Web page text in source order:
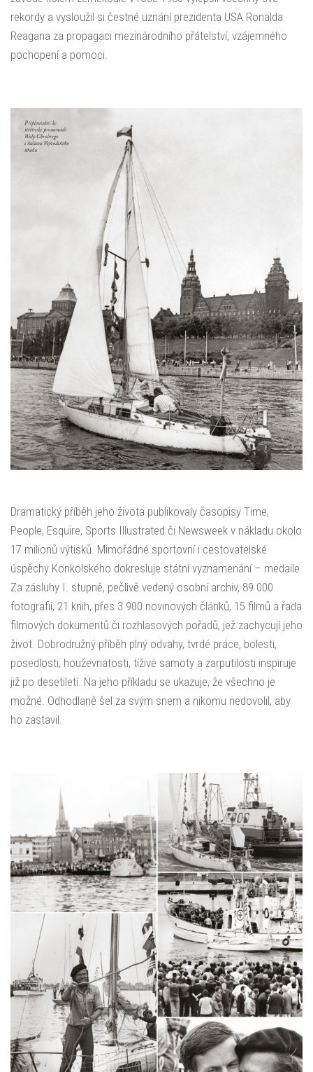
rekordy a vysloužil si čestné uznání prezidenta USA Ronalda
Reagana za propagaci mezinárodního přátelství, vzájemného
pochopení a pomoci.
Dramatický příběh jeho života publikovaly časopisy Time,
People, Esquire, Sports Illustrated či Newsweek v nákladu okolo
17 milionů výtisků. Mimořádné sportovní i cestovatelské
úspěchy Konkolského dokresluje státní vyznamenání – medaile
Za zásluhy I. stupně, pečlivě vedený osobní archiv, 89 000
fotografií, 21 knih, přes 3 900 novinových článků, 15 filmů a řada
filmových dokumentů či rozhlasových pořadů, jež zachycují jeho
život. Dobrodružný příběh plný odvahy, tvrdé práce, bolesti,
posedlosti, houževnatosti, tíživé samoty a zarputilosti inspiruje
již po desetiletí. Na jeho příkladu se ukazuje, že všechno je
možné. Odhodlaně šel za svým snem a nikomu nedovolil, aby
ho zastavil.